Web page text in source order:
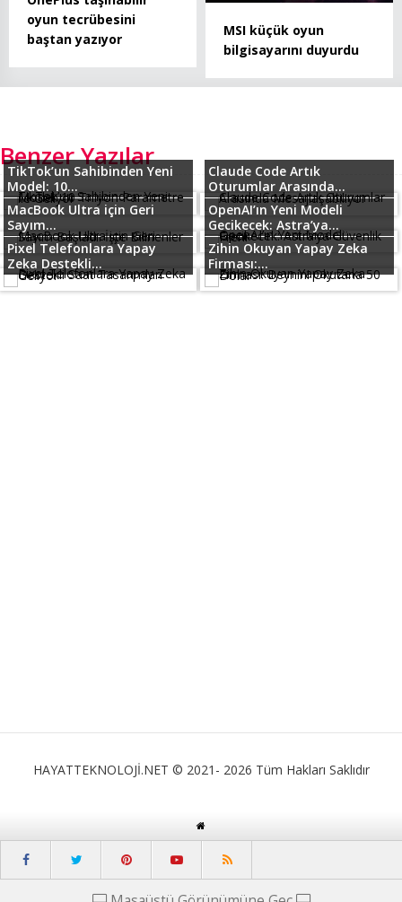
oyun tecrübesini
baştan yazıyor
MSI küçük oyun
bilgisayarını duyurdu
Benzer Yazılar
TikTok’un Sahibinden Yeni
Model: 10...
Claude Code Artık
Oturumlar Arasında...
MacBook Ultra için Geri
Sayım...
OpenAI’ın Yeni Modeli
Gecikecek: Astra’ya...
Pixel Telefonlara Yapay
Zeka Destekli...
Zihin Okuyan Yapay Zeka
Firması:...
HAYATTEKNOLOJİ.NET © 2021- 2026 Tüm Hakları Saklıdır